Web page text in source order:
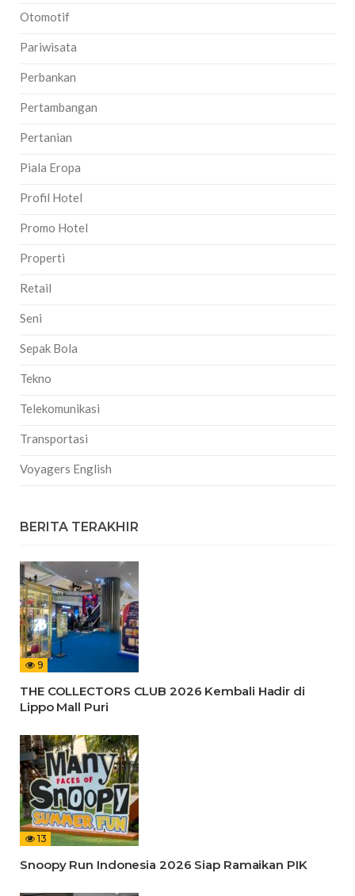
Otomotif
Pariwisata
Perbankan
Pertambangan
Pertanian
Piala Eropa
Profil Hotel
Promo Hotel
Properti
Retail
Seni
Sepak Bola
Tekno
Telekomunikasi
Transportasi
Voyagers English
BERITA TERAKHIR
9
THE COLLECTORS CLUB 2026 Kembali Hadir di
Lippo Mall Puri
13
Snoopy Run Indonesia 2026 Siap Ramaikan PIK